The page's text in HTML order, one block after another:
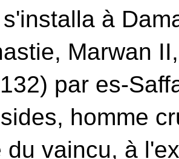
à
Marwan
par es-
homme
du vaincu, à